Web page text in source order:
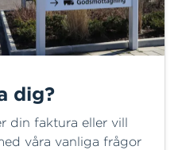
dig?
din faktura eller vill
våra vanliga frågor